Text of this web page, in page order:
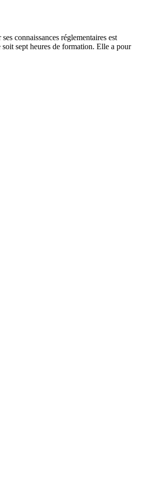
connaissances réglementaires est
sept heures de formation. Elle a pour